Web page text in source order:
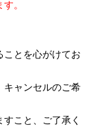
。
ことを心がけてお
キャンセルのご希
すこと、ご了承く